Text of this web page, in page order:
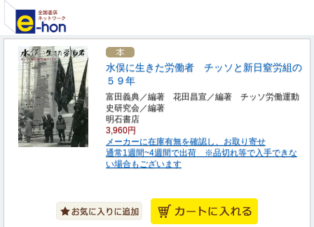
水俣に生きた労働者 チッソと新日窒労組の
５９年
富田義典／編著 花田昌宣／編著 チッソ労働運動
史研究会／編著
明石書店
3,960円
メーカーに在庫有無を確認し、お取り寄せ
通常1週間~4週間で出荷 ※品切れ等で入手できな
い場合もございます